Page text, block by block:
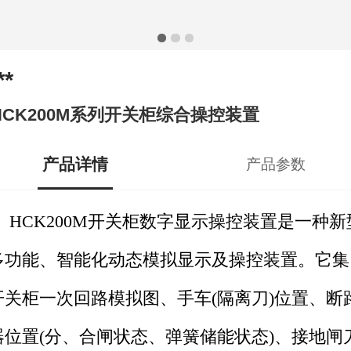
系列开关柜综合操控装置
产品详情 产品参数
HCK200M开关柜数字显示操控装置是一种新
功能、智能化动态模拟显示及操控装置。它集
关柜一次回路模拟图、手车(隔离刀)位置、断
位置(分、合闸状态、弹簧储能状态)、接地闸